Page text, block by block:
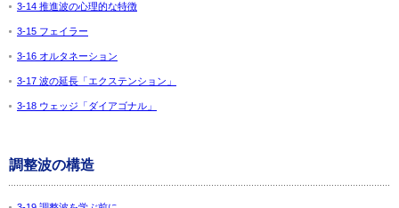
3-14 推進波の心理的な特徴
3-15 フェイラー
3-16 オルタネーション
3-17 波の延長「エクステンション」
3-18 ウェッジ「ダイアゴナル」
調整波の構造